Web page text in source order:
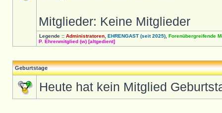
Mitglieder: Keine Mitglieder
Legende :: Administratoren EHRENGAST (seit 2025) Forenübergreifende
P. Ehrenmitglied (w) [altgedient]
Geburtstage
Heute hat kein Mitglied